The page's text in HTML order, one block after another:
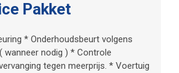
250 km/h
2.300 kg
Stoel ventilatie voor
Voorstoelen verwarmd
7.1 liter per 100km
213 gram per kilometer
Pakket
* Onderhoudsbeurt volgens
wanneer nodig ) * Controle
tegen meerprijs. * Voertuig